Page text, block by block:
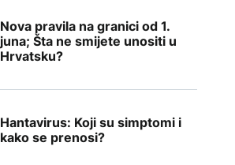
Nova pravila na granici od 1.
juna; Šta ne smijete unositi u
Hrvatsku?
Hantavirus: Koji su simptomi i
kako se prenosi?